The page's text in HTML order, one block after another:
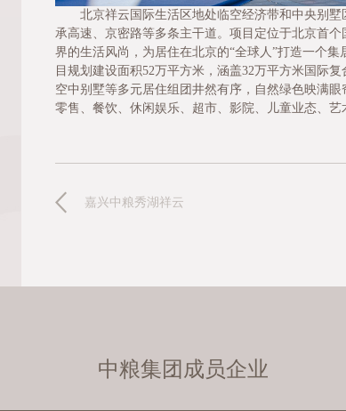
北京祥云国际生活区地处临空经济带和中央别
承高速、京密路等多条主干道。项目定位于北京首
界的生活风尚，为居住在北京的“全球人”打造一个
目规划建设面积52万平方米，涵盖32万平方米国际
空中别墅等多元居住组团井然有序，自然绿色映满
零售、餐饮、休闲娱乐、超市、影院、儿童业态、
嘉兴中粮秀湖祥云
中粮集团成员企业